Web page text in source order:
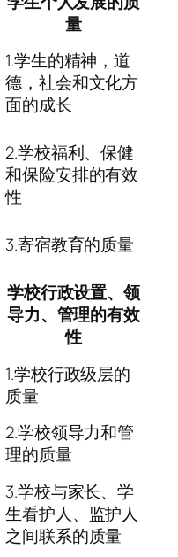
量
1.学生的精神，道
德，社会和文化方
面的成长
2.学校福利、保健
和保险安排的有效
性
3.寄宿教育的质量
学校行政设置、领
导力、管理的有效
性
1.学校行政级层的
质量
2.学校领导力和管
理的质量
3.学校与家长、学
生看护人、监护人
之间联系的质量